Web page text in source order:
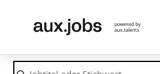
Jobtitel